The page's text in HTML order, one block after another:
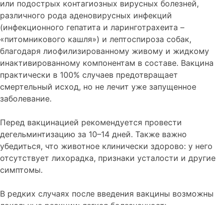
или подострых контагиозных вирусных болезней,
различного рода аденовирусных инфекций
(инфекционного гепатита и ларинготрахеита –
«питомникового кашля») и лептоспироза собак,
благодаря лиофилизированному живому и жидкому
инактивированному компонентам в составе. Вакцина
практически в 100% случаев предотвращает
смертельный исход, но не лечит уже запущенное
заболевание.
Перед вакцинацией рекомендуется провести
дегельминтизацию за 10–14 дней. Также важно
убедиться, что животное клинически здорово: у него
отсутствует лихорадка, признаки усталости и другие
симптомы.
В редких случаях после введения вакцины возможны